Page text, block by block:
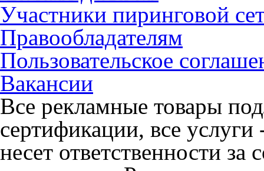
Участники пиринговой
Правообладателям
Пользовательское
Вакансии
Все рекламные товары
сертификации, все
несет ответственности